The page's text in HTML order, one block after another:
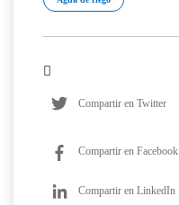
Compartir en Twitter
Compartir en Facebook
Compartir en LinkedIn